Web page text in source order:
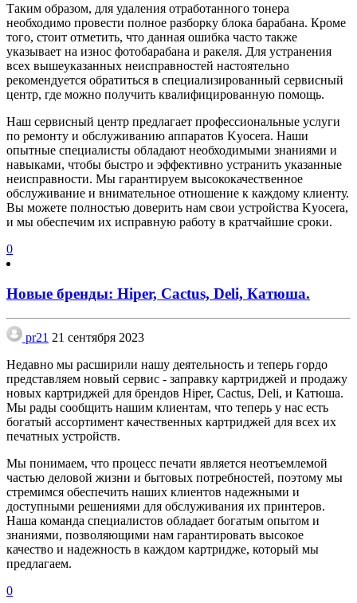
Таким образом, для удаления отработанного тонера
необходимо провести полное разборку блока барабана. Кроме
того, стоит отметить, что данная ошибка часто также
указывает на износ фотобарабана и ракеля. Для устранения
всех вышеуказанных неисправностей настоятельно
рекомендуется обратиться в специализированный сервисный
центр, где можно получить квалифицированную помощь.
Наш сервисный центр предлагает профессиональные услуги
по ремонту и обслуживанию аппаратов Kyocera. Наши
опытные специалисты обладают необходимыми знаниями и
навыками, чтобы быстро и эффективно устранить указанные
неисправности. Мы гарантируем высококачественное
обслуживание и внимательное отношение к каждому клиенту.
Вы можете полностью доверить нам свои устройства Kyocera,
и мы обеспечим их исправную работу в кратчайшие сроки.
0
Новые бренды: Hiper, Cactus, Deli, Катюша.
pr21 21 сентября 2023
Недавно мы расширили нашу деятельность и теперь гордо
представляем новый сервис - заправку картриджей и продажу
новых картриджей для брендов Hiper, Cactus, Deli, и Катюша.
Мы рады сообщить нашим клиентам, что теперь у нас есть
богатый ассортимент качественных картриджей для всех их
печатных устройств.
Мы понимаем, что процесс печати является неотъемлемой
частью деловой жизни и бытовых потребностей, поэтому мы
стремимся обеспечить наших клиентов надежными и
доступными решениями для обслуживания их принтеров.
Наша команда специалистов обладает богатым опытом и
знаниями, позволяющими нам гарантировать высокое
качество и надежность в каждом картридже, который мы
предлагаем.
0